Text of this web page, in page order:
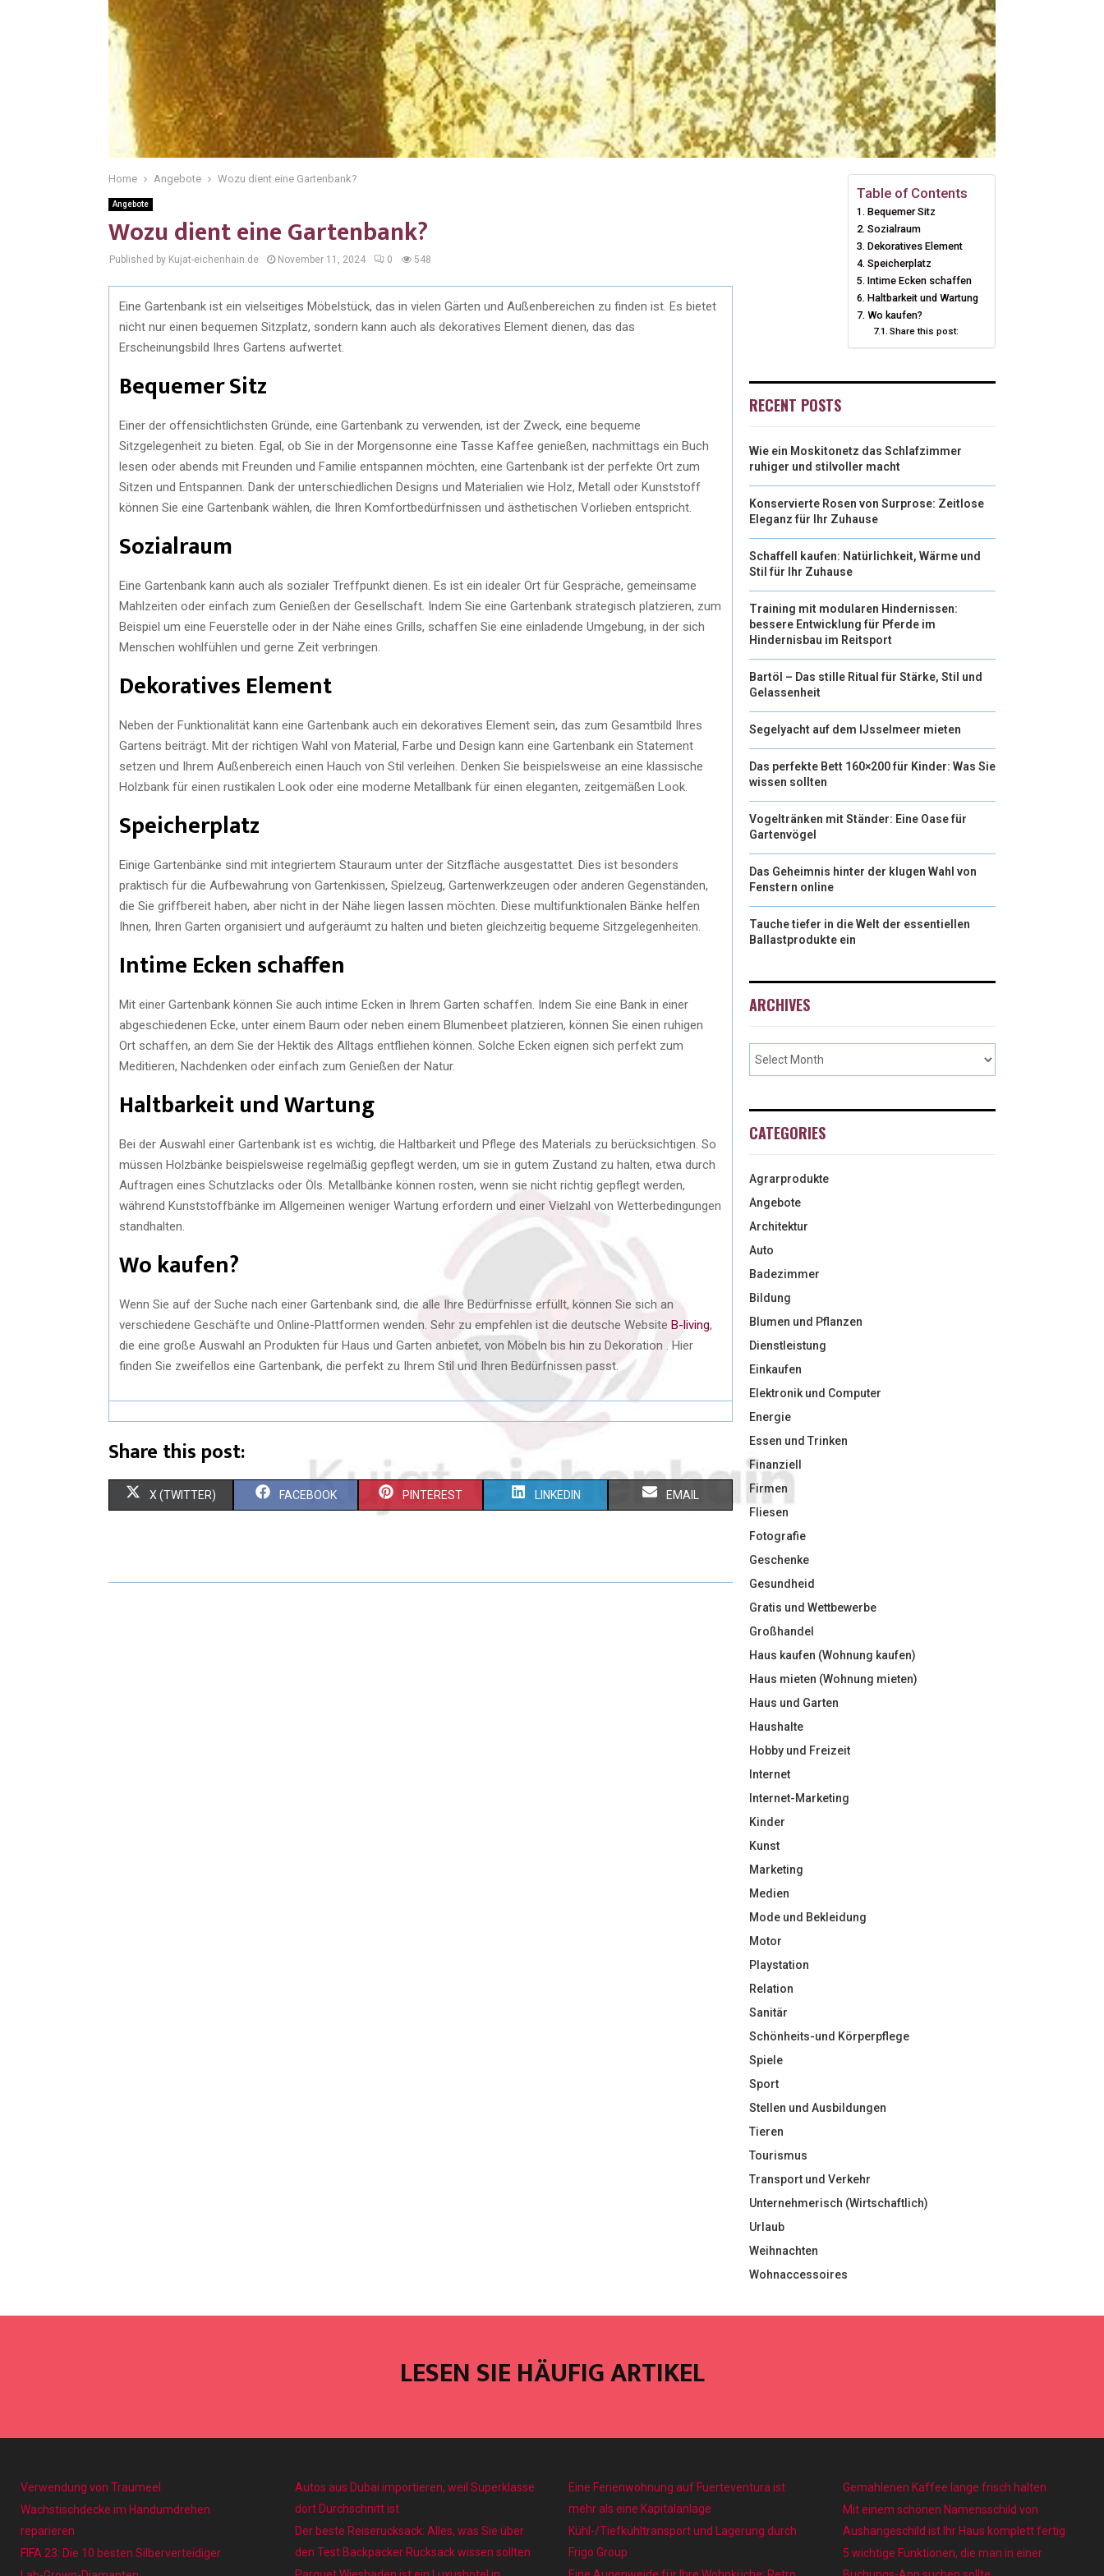
Home Angebote Wozu dient eine Gartenbank?
Angebote
Wozu dient eine Gartenbank?
Published by Kujat-eichenhain.de November 11, 2024 0 548
Eine Gartenbank ist ein vielseitiges Möbelstück, das in vielen Gärten und Außenbereichen zu finden ist. Es bietet
nicht nur einen bequemen Sitzplatz, sondern kann auch als dekoratives Element dienen, das das
Erscheinungsbild Ihres Gartens aufwertet.
Bequemer Sitz
Einer der offensichtlichsten Gründe, eine Gartenbank zu verwenden, ist der Zweck, eine bequeme
Sitzgelegenheit zu bieten. Egal, ob Sie in der Morgensonne eine Tasse Kaffee genießen, nachmittags ein Buch
lesen oder abends mit Freunden und Familie entspannen möchten, eine Gartenbank ist der perfekte Ort zum
Sitzen und Entspannen. Dank der unterschiedlichen Designs und Materialien wie Holz, Metall oder Kunststoff
können Sie eine Gartenbank wählen, die Ihren Komfortbedürfnissen und ästhetischen Vorlieben entspricht.
Sozialraum
Eine Gartenbank kann auch als sozialer Treffpunkt dienen. Es ist ein idealer Ort für Gespräche, gemeinsame
Mahlzeiten oder einfach zum Genießen der Gesellschaft. Indem Sie eine Gartenbank strategisch platzieren, zum
Beispiel um eine Feuerstelle oder in der Nähe eines Grills, schaffen Sie eine einladende Umgebung, in der sich
Menschen wohlfühlen und gerne Zeit verbringen.
Dekoratives Element
Neben der Funktionalität kann eine Gartenbank auch ein dekoratives Element sein, das zum Gesamtbild Ihres
Gartens beiträgt. Mit der richtigen Wahl von Material, Farbe und Design kann eine Gartenbank ein Statement
setzen und Ihrem Außenbereich einen Hauch von Stil verleihen. Denken Sie beispielsweise an eine klassische
Holzbank für einen rustikalen Look oder eine moderne Metallbank für einen eleganten, zeitgemäßen Look.
Speicherplatz
Einige Gartenbänke sind mit integriertem Stauraum unter der Sitzfläche ausgestattet. Dies ist besonders
praktisch für die Aufbewahrung von Gartenkissen, Spielzeug, Gartenwerkzeugen oder anderen Gegenständen,
die Sie griffbereit haben, aber nicht in der Nähe liegen lassen möchten. Diese multifunktionalen Bänke helfen
Ihnen, Ihren Garten organisiert und aufgeräumt zu halten und bieten gleichzeitig bequeme Sitzgelegenheiten.
Intime Ecken schaffen
Mit einer Gartenbank können Sie auch intime Ecken in Ihrem Garten schaffen. Indem Sie eine Bank in einer
abgeschiedenen Ecke, unter einem Baum oder neben einem Blumenbeet platzieren, können Sie einen ruhigen
Ort schaffen, an dem Sie der Hektik des Alltags entfliehen können. Solche Ecken eignen sich perfekt zum
Meditieren, Nachdenken oder einfach zum Genießen der Natur.
Haltbarkeit und Wartung
Bei der Auswahl einer Gartenbank ist es wichtig, die Haltbarkeit und Pflege des Materials zu berücksichtigen. So
müssen Holzbänke beispielsweise regelmäßig gepflegt werden, um sie in gutem Zustand zu halten, etwa durch
Auftragen eines Schutzlacks oder Öls. Metallbänke können rosten, wenn sie nicht richtig gepflegt werden,
während Kunststoffbänke im Allgemeinen weniger Wartung erfordern und einer Vielzahl von Wetterbedingungen
standhalten.
Wo kaufen?
Wenn Sie auf der Suche nach einer Gartenbank sind, die alle Ihre Bedürfnisse erfüllt, können Sie sich an
verschiedene Geschäfte und Online-Plattformen wenden. Sehr zu empfehlen ist die deutsche Website B-living,
die eine große Auswahl an Produkten für Haus und Garten anbietet, von Möbeln bis hin zu Dekoration . Hier
finden Sie zweifellos eine Gartenbank, die perfekt zu Ihrem Stil und Ihren Bedürfnissen passt.
Share this post:
X (TWITTER) FACEBOOK PINTEREST LINKEDIN EMAIL
Table of Contents
Bequemer Sitz
Sozialraum
Dekoratives Element
Speicherplatz
Intime Ecken schaffen
Haltbarkeit und Wartung
Wo kaufen?
Share this post:
RECENT POSTS
Wie ein Moskitonetz das Schlafzimmer
ruhiger und stilvoller macht
Konservierte Rosen von Surprose: Zeitlose
Eleganz für Ihr Zuhause
Schaffell kaufen: Natürlichkeit, Wärme und
Stil für Ihr Zuhause
Training mit modularen Hindernissen:
bessere Entwicklung für Pferde im
Hindernisbau im Reitsport
Bartöl – Das stille Ritual für Stärke, Stil und
Gelassenheit
Segelyacht auf dem IJsselmeer mieten
Das perfekte Bett 160×200 für Kinder: Was Sie
wissen sollten
Vogeltränken mit Ständer: Eine Oase für
Gartenvögel
Das Geheimnis hinter der klugen Wahl von
Fenstern online
Tauche tiefer in die Welt der essentiellen
Ballastprodukte ein
ARCHIVES
CATEGORIES
Agrarprodukte
Angebote
Architektur
Auto
Badezimmer
Bildung
Blumen und Pflanzen
Dienstleistung
Einkaufen
Elektronik und Computer
Energie
Essen und Trinken
Finanziell
Firmen
Fliesen
Fotografie
Geschenke
Gesundheid
Gratis und Wettbewerbe
Großhandel
Haus kaufen (Wohnung kaufen)
Haus mieten (Wohnung mieten)
Haus und Garten
Haushalte
Hobby und Freizeit
Internet
Internet-Marketing
Kinder
Kunst
Marketing
Medien
Mode und Bekleidung
Motor
Playstation
Relation
Sanitär
Schönheits-und Körperpflege
Spiele
Sport
Stellen und Ausbildungen
Tieren
Tourismus
Transport und Verkehr
Unternehmerisch (Wirtschaftlich)
Urlaub
Weihnachten
Wohnaccessoires
LESEN SIE HÄUFIG ARTIKEL
Verwendung von Traumeel
Wachstischdecke im Handumdrehen
reparieren
FIFA 23: Die 10 besten Silberverteidiger
Autos aus Dubai importieren, weil Superklasse
dort Durchschnitt ist
Der beste Reiserucksack: Alles, was Sie über
den Test Backpacker Rucksack wissen sollten
Eine Ferienwohnung auf Fuerteventura ist
mehr als eine Kapitalanlage
Kühl-/Tiefkühltransport und Lagerung durch
Frigo Group
Gemahlenen Kaffee lange frisch halten
Mit einem schönen Namensschild von
Aushangeschild ist Ihr Haus komplett fertig
5 wichtige Funktionen, die man in einer